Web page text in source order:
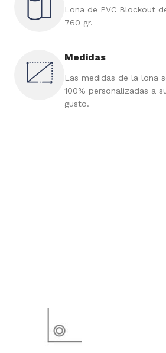
Lona de PVC Blockout
760 gr.
Medidas
Las medidas de la lona
100% personalizadas a
gusto.